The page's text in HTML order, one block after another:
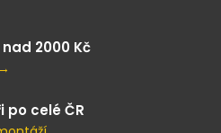
2000 Kč
po celé ČR